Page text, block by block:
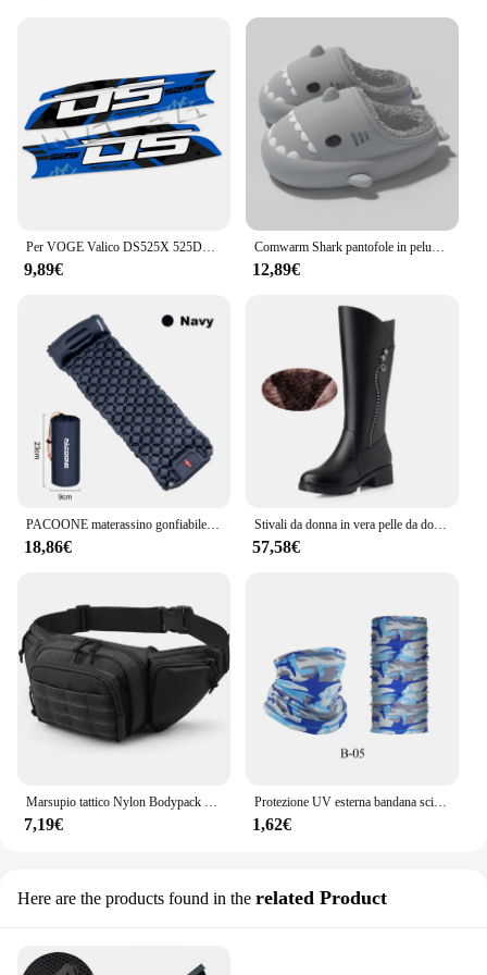
maintaining your canine's health. It's designed to
cater to the needs of large and small breeds alike,
ensuring that every member of your family stays
hydrated and healthy. With its advanced filtration
technology and user-friendly design, the xntong
wasserfilter is a must-have for anyone who cares
about the well-being of their canine companions.
Per VOGE Valico DS525X 525DSX DSX525 525 DSX moto Swingarm Sticker albero rotante braccio oscillante decalcomanie di protezione impermeabile
9,89€
Comwarm Shark pantofole in peluche per donna uomo autunno e inverno pantofola in cotone caldo cartone animato antiscivolo scarpe da casa impermeabili all'aperto
12,89€
PACOONE materassino gonfiabile da campeggio all'aperto con cuscini materassino gonfiabile ultraleggero pompa di gonfiaggio incorporata escursionismo da viaggio
18,86€
Stivali da donna in vera pelle da donna WOIZGIC piattaforma in lana di neve pelliccia di peluche inverno caldo cerniera con tacco medio Plus Size 42 43
57,58€
Marsupio tattico Nylon Bodypack escursionismo custodia per telefono sport all'aria aperta Armygreen uomini caccia arrampicata cintura da campeggio Cs borse softair
7,19€
Protezione UV esterna bandana sciarpa scaldacollo pesca multifunzionale escursionismo ciclismo viso copricapo copricapo Bandana
1,62€
Here are the products found in the related Product